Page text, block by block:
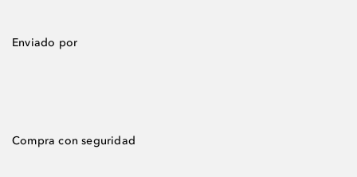
Enviado por
Compra con seguridad